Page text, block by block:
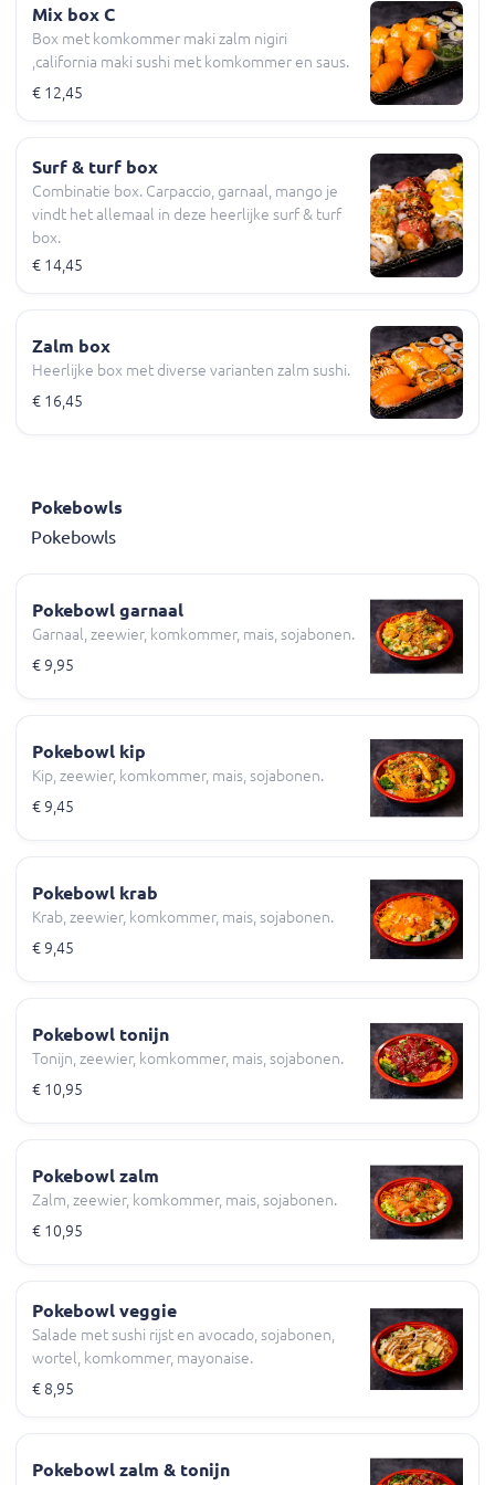
Mix box C
Box met komkommer maki zalm nigiri
,california maki sushi met komkommer en saus.
€ 12,45
Surf & turf box
Combinatie box. Carpaccio, garnaal, mango je
vindt het allemaal in deze heerlijke surf & turf
box.
€ 14,45
Zalm box
Heerlijke box met diverse varianten zalm sushi.
€ 16,45
Pokebowls
Pokebowls
Pokebowl garnaal
Garnaal, zeewier, komkommer, mais, sojabonen.
€ 9,95
Pokebowl kip
Kip, zeewier, komkommer, mais, sojabonen.
€ 9,45
Pokebowl krab
Krab, zeewier, komkommer, mais, sojabonen.
€ 9,45
Pokebowl tonijn
Tonijn, zeewier, komkommer, mais, sojabonen.
€ 10,95
Pokebowl zalm
Zalm, zeewier, komkommer, mais, sojabonen.
€ 10,95
Pokebowl veggie
Salade met sushi rijst en avocado, sojabonen,
wortel, komkommer, mayonaise.
€ 8,95
Pokebowl zalm & tonijn